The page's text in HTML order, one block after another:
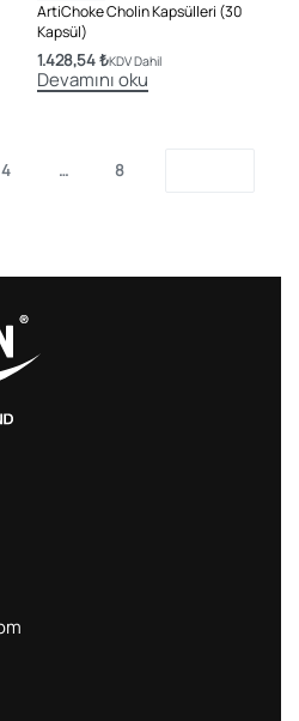
ArtiChoke Cholin Kapsülleri (30
Kapsül)
1.428,54₺KDV Dahil
Devamını oku
4 … 8